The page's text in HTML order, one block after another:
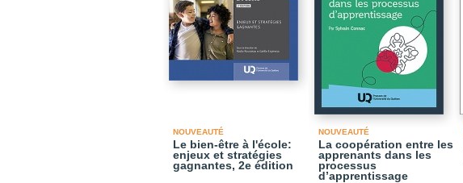
NOUVEAUTÉ
Le bien-être à l'école:
enjeux et stratégies
gagnantes, 2e édition
NOUVEAUTÉ
La coopération entre les
apprenants dans les
processus
d’apprentissage